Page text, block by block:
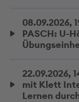
08.09.2026,
PASCH: U-
22.09.2026,
mit Klett
Lernen